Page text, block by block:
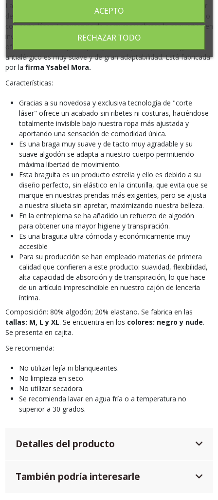
Braga alta láser de mujeres una braguita básica de mujer
de altura maxi está confeccionada en suave algodón antialérgico
con corte láser. La ausencia de costuras y ribetes la convierten en
invisible bajo nuestras prendas más ajustadas. El corte láser
ofrece un acabado plano y muy limpio, y su tejido de algodón
antialérgico es muy suave y de gran adaptabilidad. Está fabricada
por la firma Ysabel Mora.
Características:
Gracias a su novedosa y exclusiva tecnología de "corte
láser" ofrece un acabado sin ribetes ni costuras, haciéndose
totalmente invisible bajo nuestra ropa más ajustada y
aportando una sensación de comodidad única.
Es una braga muy suave y de tacto muy agradable y su
suave algodón se adapta a nuestro cuerpo permitiendo
máxima libertad de movimiento.
Esta braguita es un producto estrella y ello es debido a su
diseño perfecto, sin elástico en la cinturilla, que evita que se
marque en nuestras prendas más exigentes, pero se ajusta
a nuestra silueta sin apretar, maximizando nuestra belleza.
En la entrepierna se ha añadido un refuerzo de algodón
para obtener una mayor higiene y transpiración.
Es una braguita ultra cómoda y económicamente muy
accesible
Para su producción se han empleado materias de primera
calidad que confieren a este producto: suavidad, flexibilidad,
alta capacidad de absorción y de transpiración, lo que hace
de un artículo imprescindible en nuestro cajón de lencería
íntima.
Composición: 80% algodón; 20% elastano. Se fabrica en las
tallas: M, L y XL. Se encuentra en los colores: negro y nude.
Se presenta en cajita.
Se recomienda:
No utilizar lejía ni blanqueantes.
No limpieza en seco.
No utilizar secadora.
Se recomienda lavar en agua fría o a temperatura no
superior a 30 grados.
Detalles del producto
También podría interesarle
RECHAZAR TODO
ACEPTO